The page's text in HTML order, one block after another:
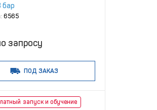
бар
6565
запросу
ПОД ЗАКАЗ
запуск и обучение